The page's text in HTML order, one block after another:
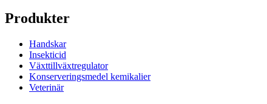
Produkter
Handskar
Insekticid
Växttillväxtregulator
Konserveringsmedel kemikalier
Veterinär